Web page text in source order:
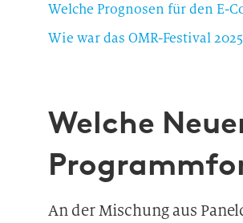
Welche Prognosen für den E-
Wie war das OMR-Festival
Welche
An der Mischung aus